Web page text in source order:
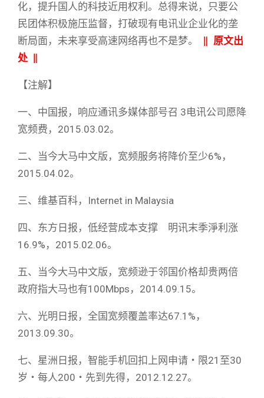
化，提升国人的科技近用权利。总得来说，只要公
民团体积极施压监督，打破现有电讯业企业化的垄
断局面，未来享受高速网络再也不是梦。
原文出
处‖
【注解】
一、中国报，响应通讯多媒体部号召 3电讯公司愿降
宽频费，2015.03.02。
二、当今大马中文版，宽频服务将降价至少6%，
2015.04.02。
三、维基百科，Internet in Malaysia
四、东方日报，低经营成本支撑 明讯末季淨利涨
16.9%，2015.02.06。
五、当今大马中文版，宽频逊于邻国价格却贵两倍
政府指大马也有100Mbps，2014.09.15。
六、光明日报，全国宽频覆盖率达67.1%，
2013.09.30。
七、星洲日报，智能手机回扣上网申请‧限21至30
岁‧每人200‧先到先得，2012.12.27。